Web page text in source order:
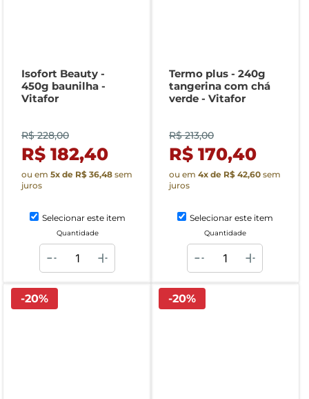
Isofort Beauty -
450g baunilha -
Vitafor
R$ 228,00
R$ 182,40
ou em 5x de R$ 36,48 sem
juros
Selecionar este item
Quantidade
Termo plus - 240g
tangerina com chá
verde - Vitafor
R$ 213,00
R$ 170,40
ou em 4x de R$ 42,60 sem
juros
Selecionar este item
Quantidade
-20% -20%